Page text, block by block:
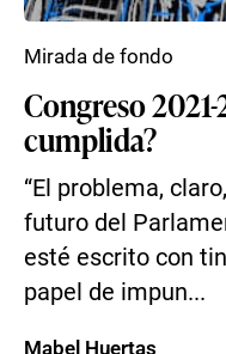
Congreso
cumplida?
“El problema,
futuro del
esté escrito con
papel de impun...
Mirada de fondo
Mabel Huertas